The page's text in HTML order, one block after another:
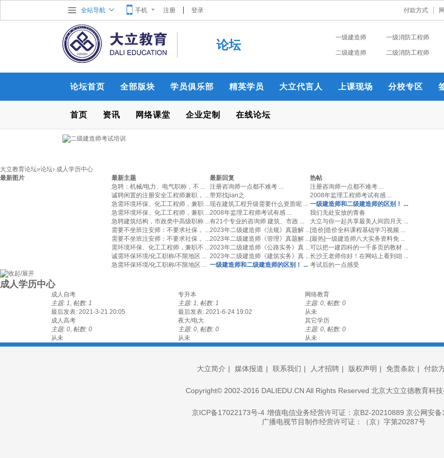
全站导航 手机 注册 登录 付款方式
论坛
一级建造师 一级消防工程师
二级建造师 二级消防工程师
论坛首页 全部版块 学员俱乐部 精英学员 大立代言人 上课现场 分校专区
首页 资讯 网络课堂 企业定制 在线论坛
大立教育论坛»论坛› 成人学历中心
最新图片
最新主题
急聘：机械/电力、电气职称，不 ...
诚聘闲置的注册安全工程师兼职， ...
急需环境环保、化工工程师，兼职 ...
急需环境环保、化工工程师，兼职 ...
急聘建筑结构，市政类中高级职称 ...
需要不坐班注安师：不要求社保， ...
需要不坐班注安师：不要求社保， ...
需环境环保、化工工程师，兼职不 ...
诚需环保环境/化工职称/不限地区 ...
急需环保环境/化工职称/不限地区 ...
最新回复
注册咨询师一点都不难考 ...
带郑找jian之
现在建筑工程升级需要什么资质呢 ...
2008年监理工程师考试有感 ...
有21个专业的咨询师 建筑、市政 ...
2023年二级建造师《法规》真题解 ...
2023年二级建造师《管理》真题解 ...
2023年二级建造师《公路实务》真 ...
2023年二级建造师《建筑实务》真 ...
一级建造师和二级建造师的区别！ ...
热帖
注册咨询师一点都不难考 ...
2008年监理工程师考试有感 ...
一级建造师和二级建造师的区别！ ...
我们无处安放的青春
大立与你一起共享最美人间四月天 ...
[造价]造价全科课程基础学习视频 ...
[最热]一级建造师八大实务资料免 ...
可以把一建四科的一千多页的教材 ...
长沙王老师你好！在网站上看到咱 ...
考试后的一点感受
成人学历中心
成人自考
主题: 1, 帖数: 1
最后发表: 2021-3-21 20:05
专升本
主题: 1, 帖数: 1
最后发表: 2021-6-24 19:02
网络教育
主题: 0, 帖数: 0
从未
成人高考
主题: 0, 帖数: 0
从未
夜大/电大
主题: 0, 帖数: 0
从未
其它学历
主题: 0, 帖数: 0
从未
大立简介 | 媒体报道 | 联系我们 | 人才招聘 | 版权声明 | 免责条款 | 付款
Copyright© 2002-2016 DALIEDU.CN All Rights Reserved 北京大立立德教育科
京ICP备17022173号-4 增值电信业务经营许可证：京B2-20210889 京公网安
广播电视节目制作经营许可证：（京）字第20287号